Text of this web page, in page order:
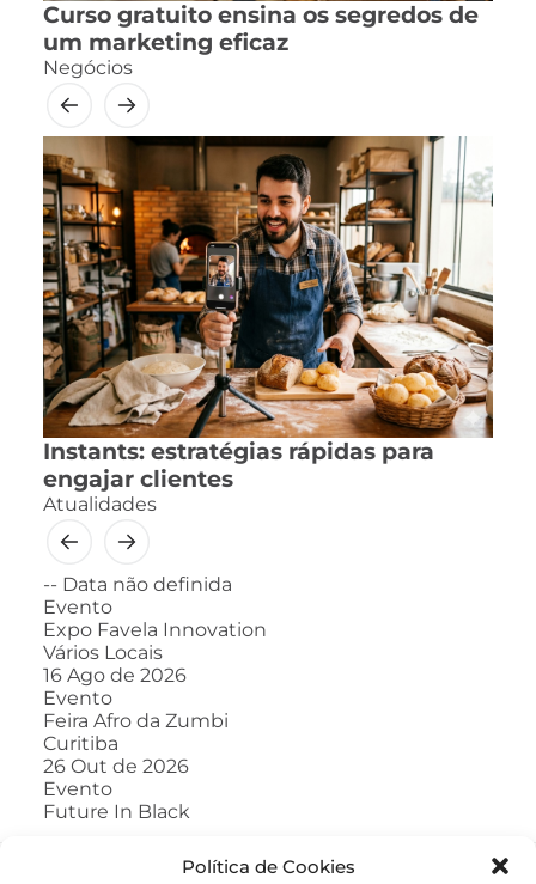
Política de Cookies
Curso gratuito ensina os segredos de
um marketing eficaz
Negócios
Instants: estratégias rápidas para
engajar clientes
Atualidades
-- Data não definida
Evento
Expo Favela Innovation
Vários Locais
16 Ago de 2026
Evento
Feira Afro da Zumbi
Curitiba
26 Out de 2026
Evento
Future In Black